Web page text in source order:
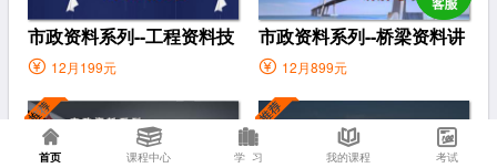
市政资料系列--工程资料技
巧--日常工作事务
12月199元
市政资料系列--桥梁资料讲
解与填写
12月899元
首页 课程中心 学 习 我的课程 考试